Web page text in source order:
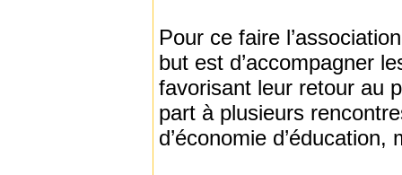
Pour ce faire
but est d’accompagner
favorisant leur retour au
part à plusieurs
d’économie